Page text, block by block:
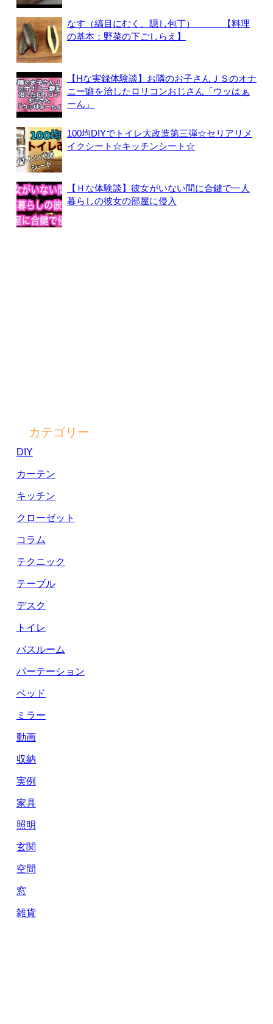
なす（縞目にむく、隠し包丁） 【料理
の基本：野菜の下ごしらえ】
【Hな実録体験談】お隣のお子さんＪＳのオナ
ニー癖を治したロリコンおじさん「ウッはぁ
ーん」
100均DIYでトイレ大改造第三弾☆セリアリメ
イクシート☆キッチンシート☆
【Ｈな体験談】彼女がいない間に合鍵で一人
暮らしの彼女の部屋に侵入
カテゴリー
DIY
カーテン
キッチン
クローゼット
コラム
テクニック
テーブル
デスク
トイレ
バスルーム
パーテーション
ベッド
ミラー
動画
収納
実例
家具
照明
玄関
空間
窓
雑貨